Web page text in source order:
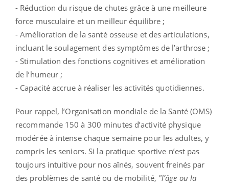
- Réduction du risque de chutes grâce à une meilleure
force musculaire et un meilleur équilibre ;
- Amélioration de la santé osseuse et des articulations,
incluant le soulagement des symptômes de l’arthrose ;
- Stimulation des fonctions cognitives et amélioration
de l’humeur ;
- Capacité accrue à réaliser les activités quotidiennes.
Pour rappel, l’Organisation mondiale de la Santé (OMS)
recommande 150 à 300 minutes d’activité physique
modérée à intense chaque semaine pour les adultes, y
compris les seniors. Si la pratique sportive n’est pas
toujours intuitive pour nos aînés, souvent freinés par
des problèmes de santé ou de mobilité, "l’âge ou la